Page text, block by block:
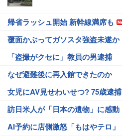
帰省ラッシュ開始 新幹線満席も
覆面かぶってガソスタ強盗未遂か
「盗撮がクセに」教員の男逮捕
なぜ避難後に再入館できたのか
女児にAV見せわいせつ? 75歳逮捕
訪日米人が「日本の遺物」に感動
AI予約に店側激怒「もはやテロ」